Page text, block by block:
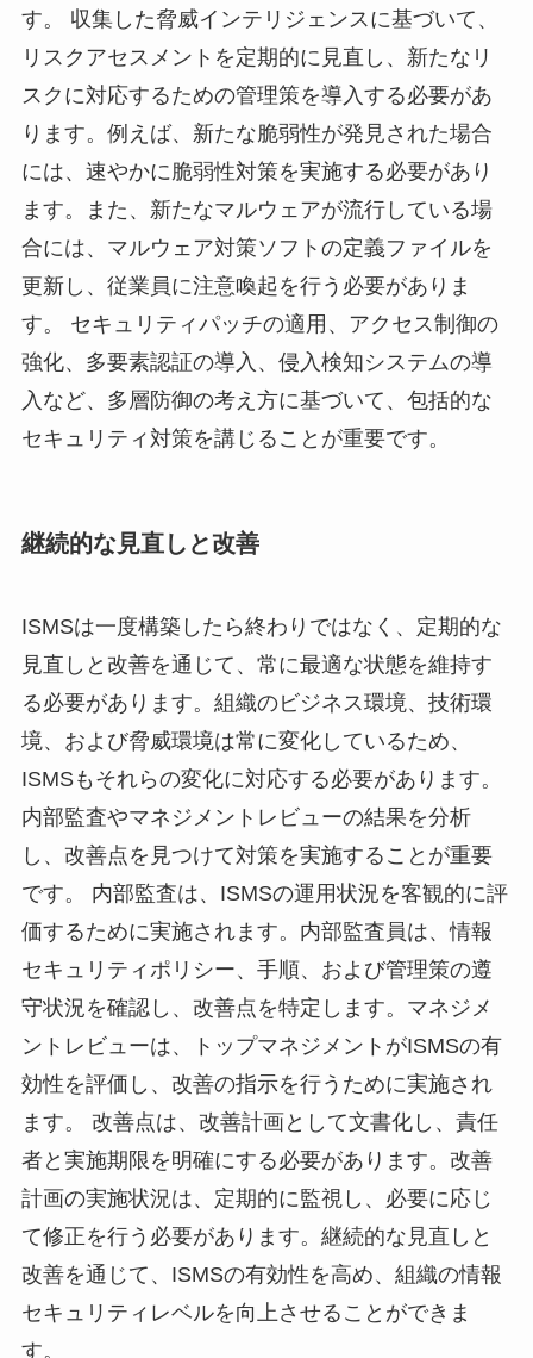
す。 収集した脅威インテリジェンスに基づいて、
リスクアセスメントを定期的に見直し、新たなリ
スクに対応するための管理策を導入する必要があ
ります。例えば、新たな脆弱性が発見された場合
には、速やかに脆弱性対策を実施する必要があり
ます。また、新たなマルウェアが流行している場
合には、マルウェア対策ソフトの定義ファイルを
更新し、従業員に注意喚起を行う必要がありま
す。 セキュリティパッチの適用、アクセス制御の
強化、多要素認証の導入、侵入検知システムの導
入など、多層防御の考え方に基づいて、包括的な
セキュリティ対策を講じることが重要です。
継続的な見直しと改善
ISMSは一度構築したら終わりではなく、定期的な
見直しと改善を通じて、常に最適な状態を維持す
る必要があります。組織のビジネス環境、技術環
境、および脅威環境は常に変化しているため、
ISMSもそれらの変化に対応する必要があります。
内部監査やマネジメントレビューの結果を分析
し、改善点を見つけて対策を実施することが重要
です。 内部監査は、ISMSの運用状況を客観的に評
価するために実施されます。内部監査員は、情報
セキュリティポリシー、手順、および管理策の遵
守状況を確認し、改善点を特定します。マネジメ
ントレビューは、トップマネジメントがISMSの有
効性を評価し、改善の指示を行うために実施され
ます。 改善点は、改善計画として文書化し、責任
者と実施期限を明確にする必要があります。改善
計画の実施状況は、定期的に監視し、必要に応じ
て修正を行う必要があります。継続的な見直しと
改善を通じて、ISMSの有効性を高め、組織の情報
セキュリティレベルを向上させることができま
す。